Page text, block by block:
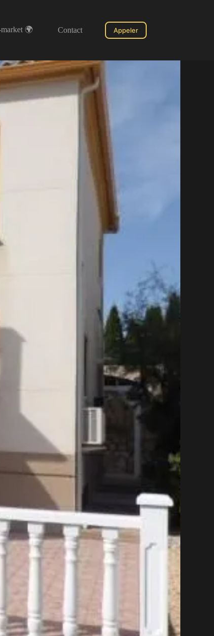
🌍 Contact Appeler